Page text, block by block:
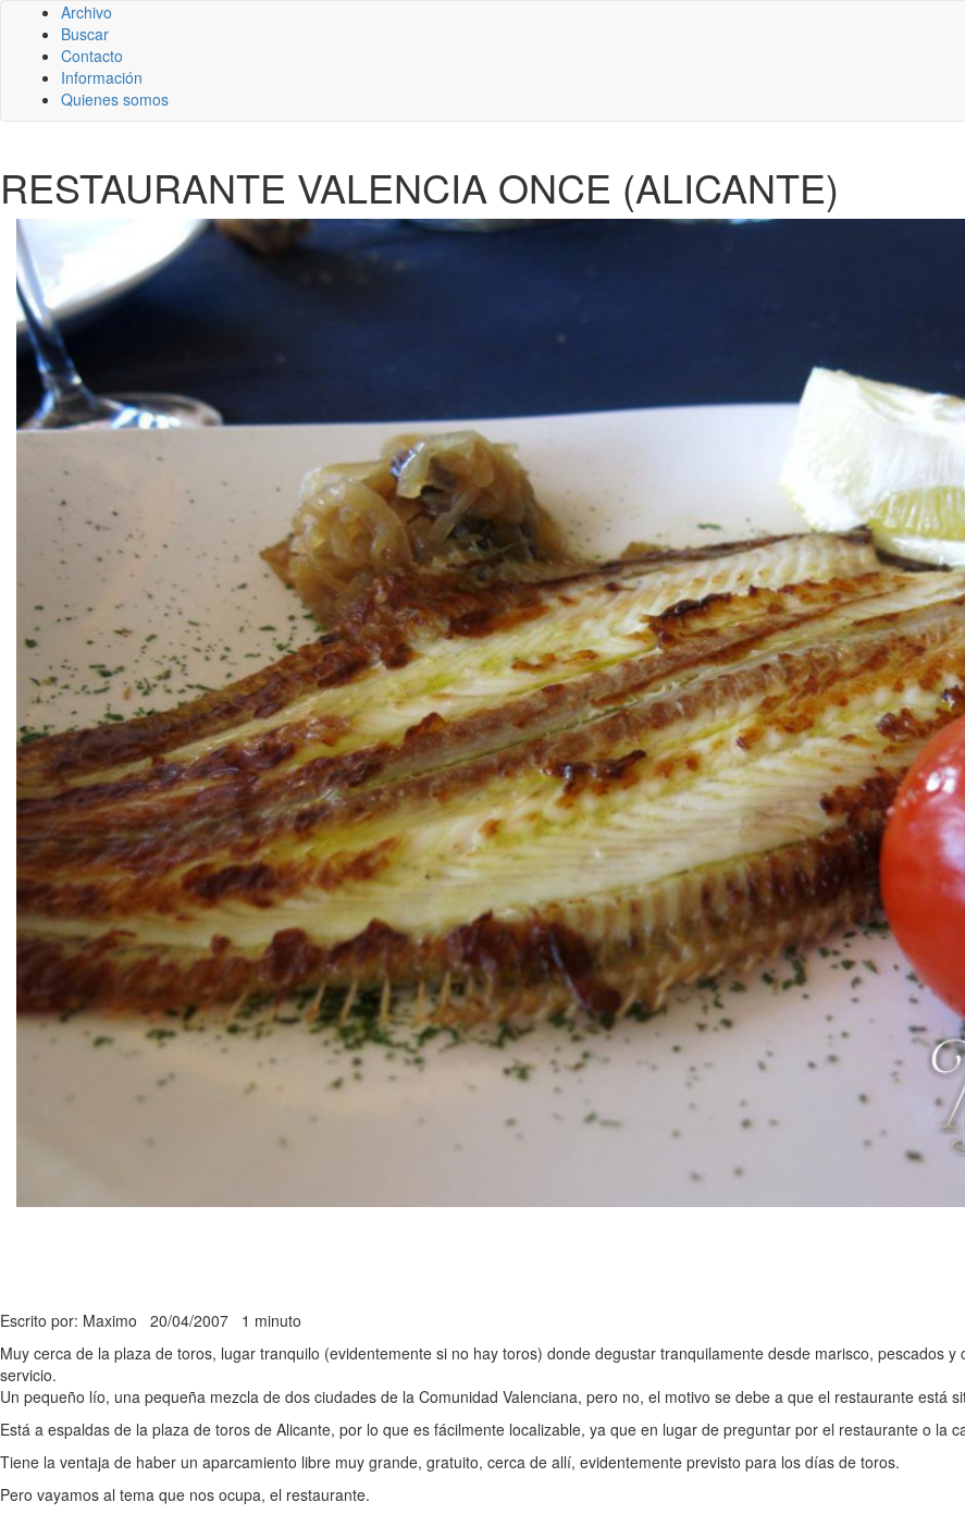
Archivo
Buscar
Contacto
Información
Quienes somos
RESTAURANTE VALENCIA ONCE (ALICANTE)
Escrito por: Maximo 20/04/2007 1 minuto
Muy cerca de la plaza de toros, lugar tranquilo (evidentemente si no hay toros) donde degustar tranquilamente desde marisco, pescados
servicio.
Un pequeño lío, una pequeña mezcla de dos ciudades de la Comunidad Valenciana, pero no, el motivo se debe a que el restaurante está
Está a espaldas de la plaza de toros de Alicante, por lo que es fácilmente localizable, ya que en lugar de preguntar por el restaurante o la
Tiene la ventaja de haber un aparcamiento libre muy grande, gratuito, cerca de allí, evidentemente previsto para los días de toros.
Pero vayamos al tema que nos ocupa, el restaurante.